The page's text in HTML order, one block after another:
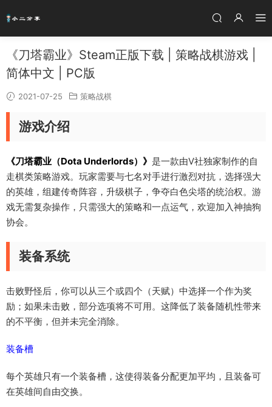
《刀塔霸业》Steam正版下载 | 策略战棋游戏 |
简体中文 | PC版
2021-07-25 策略战棋
游戏介绍
《刀塔霸业（Dota Underlords）》 是一款由V社独家制作的自
走棋类策略游戏。玩家需要与七名对手进行激烈对抗，选择强大
的英雄，组建传奇阵容，升级棋子，争夺白色尖塔的统治权。游
戏无需复杂操作，只需强大的策略和一点运气，欢迎加入神抽狗
协会。
装备系统
击败野怪后，你可以从三个或四个（天赋）中选择一个作为奖
励；如果未击败，部分选项将不可用。这降低了装备随机性带来
的不平衡，但并未完全消除。
装备槽
每个英雄只有一个装备槽，这使得装备分配更加平均，且装备可
在英雄间自由交换。